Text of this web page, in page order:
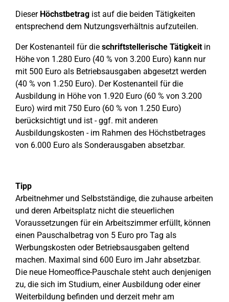
Dieser Höchstbetrag ist auf die beiden Tätigkeiten
entsprechend dem Nutzungsverhältnis aufzuteilen.
Der Kostenanteil für die schriftstellerische Tätigkeitin
Höhe von 1.280 Euro (40 % von 3.200 Euro) kann nur
mit 500 Euro als Betriebsausgaben abgesetzt werden
(40 % von 1.250 Euro). Der Kostenanteil für die
Ausbildung in Höhe von 1.920 Euro (60 % von 3.200
Euro) wird mit 750 Euro (60 % von 1.250 Euro)
berücksichtigt und ist - ggf. mit anderen
Ausbildungskosten - im Rahmen des Höchstbetrages
von 6.000 Euro als Sonderausgaben absetzbar.
Tipp
Arbeitnehmer und Selbstständige, die zuhause arbeiten
und deren Arbeitsplatz nicht die steuerlichen
Voraussetzungen für ein Arbeitszimmer erfüllt, können
einen Pauschalbetrag von 5 Euro pro Tag als
Werbungskosten oder Betriebsausgaben geltend
machen. Maximal sind 600 Euro im Jahr absetzbar.
Die neue Homeoffice-Pauschale steht auch denjenigen
zu, die sich im Studium, einer Ausbildung oder einer
Weiterbildung befinden und derzeit mehr am